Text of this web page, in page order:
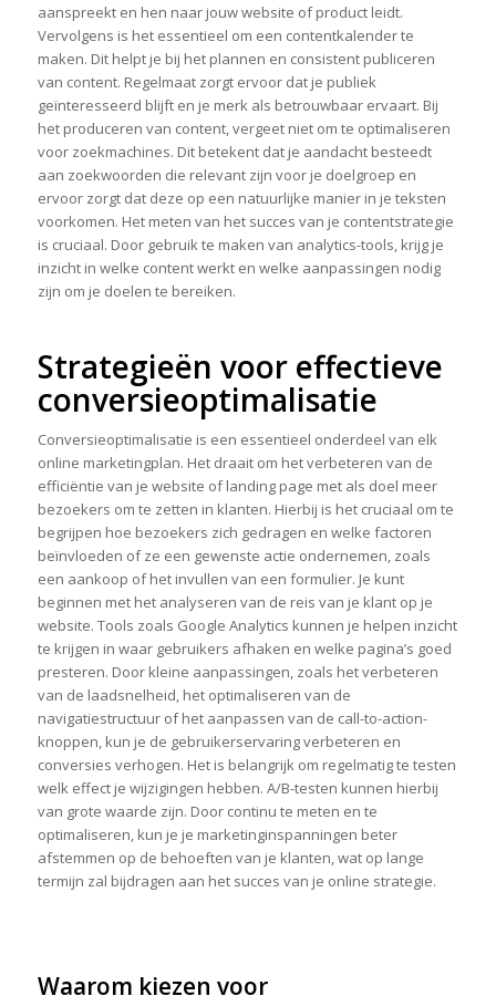
aanspreekt en hen naar jouw website of product leidt.
Vervolgens is het essentieel om een contentkalender te
maken. Dit helpt je bij het plannen en consistent publiceren
van content. Regelmaat zorgt ervoor dat je publiek
geïnteresseerd blijft en je merk als betrouwbaar ervaart. Bij
het produceren van content, vergeet niet om te optimaliseren
voor zoekmachines. Dit betekent dat je aandacht besteedt
aan zoekwoorden die relevant zijn voor je doelgroep en
ervoor zorgt dat deze op een natuurlijke manier in je teksten
voorkomen. Het meten van het succes van je contentstrategie
is cruciaal. Door gebruik te maken van analytics-tools, krijg je
inzicht in welke content werkt en welke aanpassingen nodig
zijn om je doelen te bereiken.
Strategieën voor effectieve
conversieoptimalisatie
Conversieoptimalisatie is een essentieel onderdeel van elk
online marketingplan. Het draait om het verbeteren van de
efficiëntie van je website of landing page met als doel meer
bezoekers om te zetten in klanten. Hierbij is het cruciaal om te
begrijpen hoe bezoekers zich gedragen en welke factoren
beïnvloeden of ze een gewenste actie ondernemen, zoals
een aankoop of het invullen van een formulier. Je kunt
beginnen met het analyseren van de reis van je klant op je
website. Tools zoals Google Analytics kunnen je helpen inzicht
te krijgen in waar gebruikers afhaken en welke pagina’s goed
presteren. Door kleine aanpassingen, zoals het verbeteren
van de laadsnelheid, het optimaliseren van de
navigatiestructuur of het aanpassen van de call-to-action-
knoppen, kun je de gebruikerservaring verbeteren en
conversies verhogen. Het is belangrijk om regelmatig te testen
welk effect je wijzigingen hebben. A/B-testen kunnen hierbij
van grote waarde zijn. Door continu te meten en te
optimaliseren, kun je je marketinginspanningen beter
afstemmen op de behoeften van je klanten, wat op lange
termijn zal bijdragen aan het succes van je online strategie.
Waarom kiezen voor